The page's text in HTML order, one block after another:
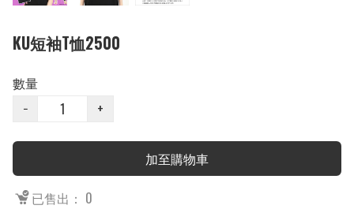
KU短袖T恤2500
數量
−
+
加至購物車
已售出： 0